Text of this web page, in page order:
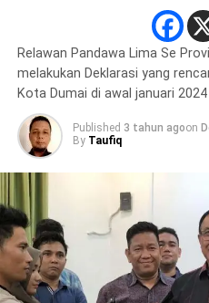
Relawan Pandawa Lima Se
melakukan Deklarasi yang
Kota Dumai di awal januari
Published 3 tahun agoon
By Taufiq